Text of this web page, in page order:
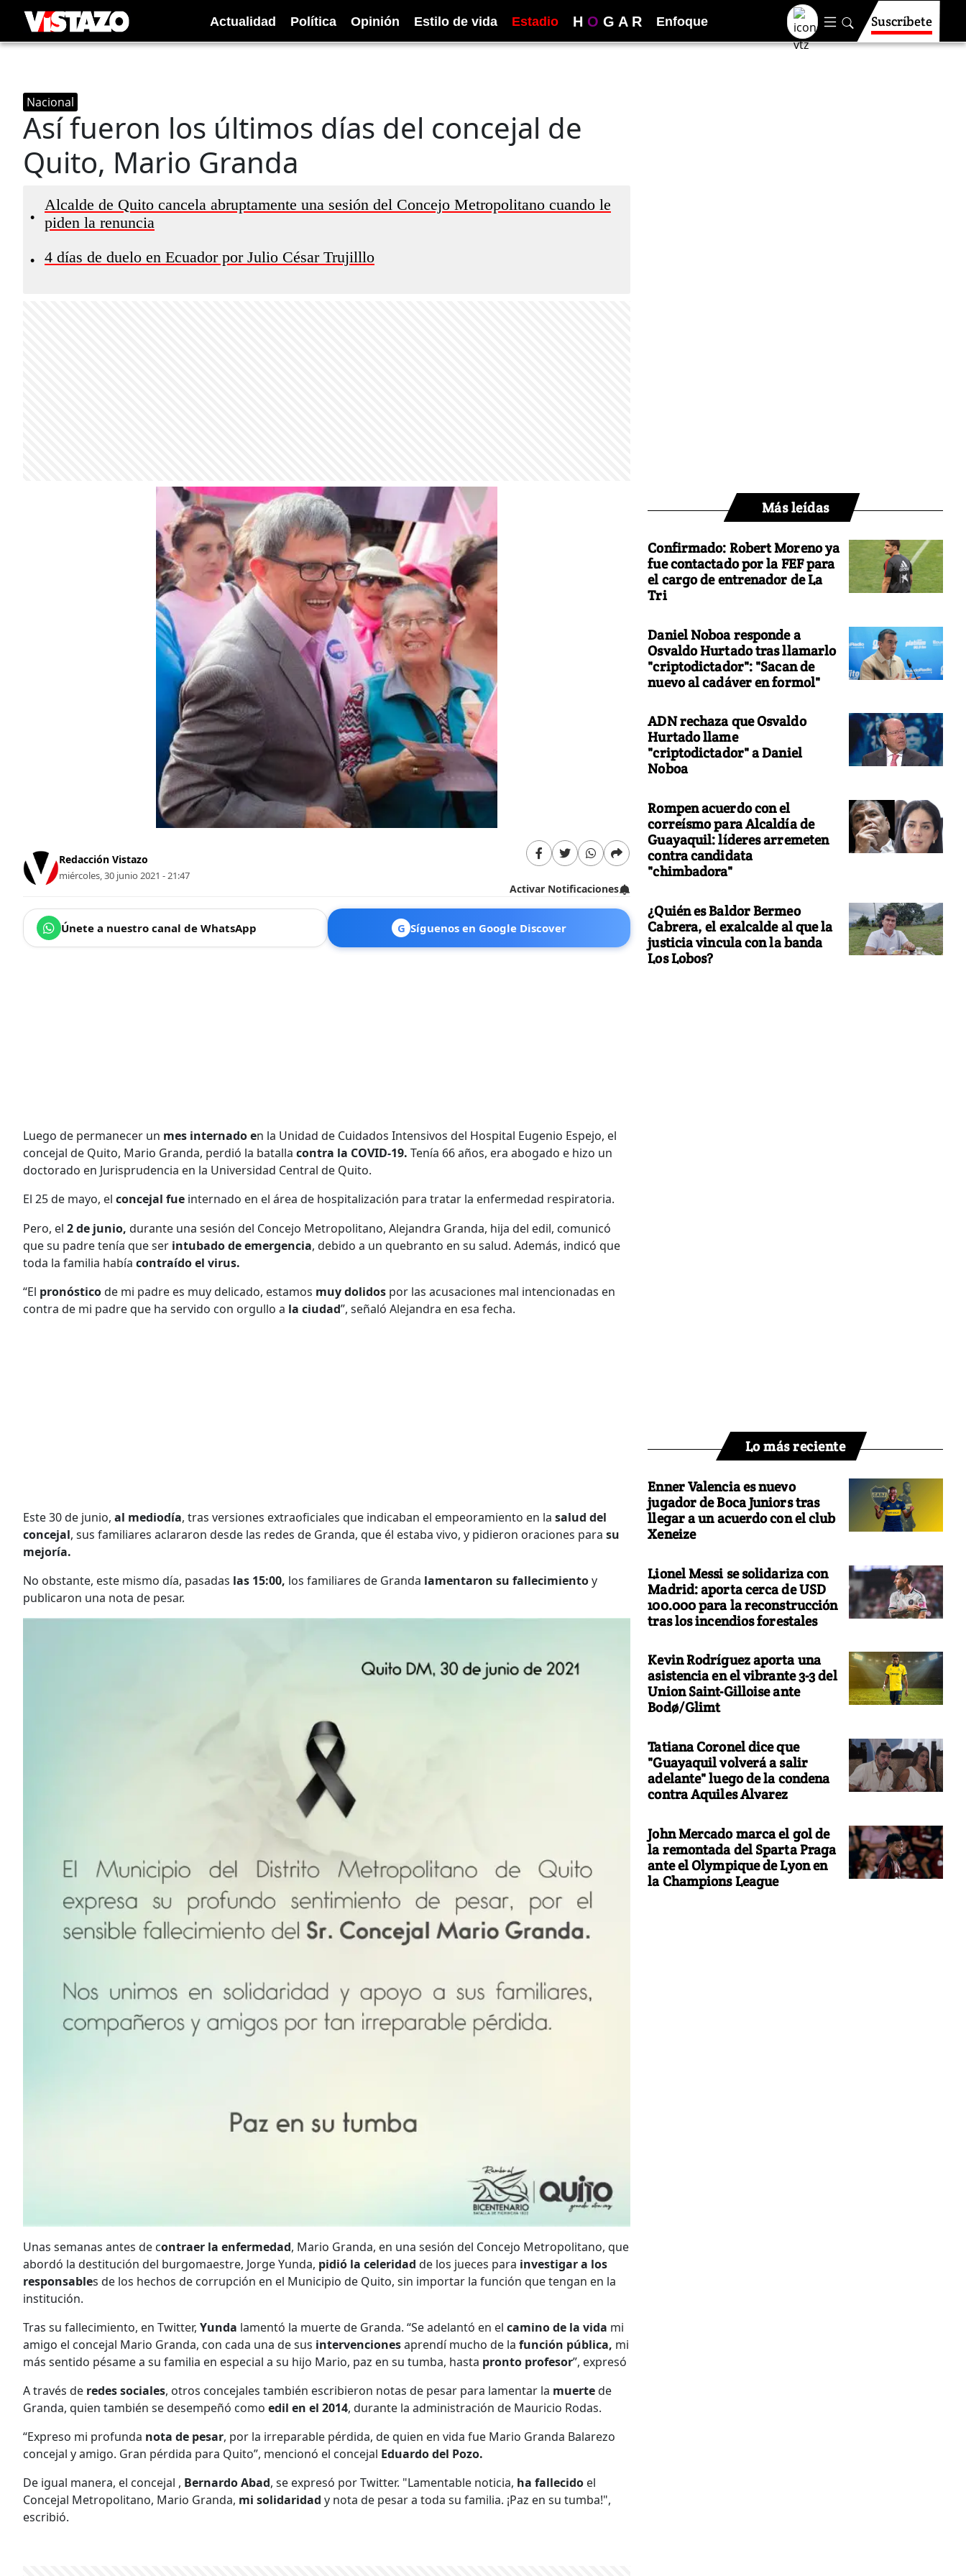
Actualidad Política Opinión Estilo de vida Estadio H O G A R Enfoque Suscríbete
Nacional
Así fueron los últimos días del concejal de
Quito, Mario Granda
•
Alcalde de Quito cancela abruptamente una sesión del Concejo Metropolitano cuando le
piden la renuncia
• 4 días de duelo en Ecuador por Julio César Trujilllo
Redacción Vistazo
miércoles, 30 junio 2021 - 21:47
Activar Notificaciones
Únete a nuestro canal de WhatsApp G Síguenos en Google Discover
Luego de permanecer un mes internado en la Unidad de Cuidados Intensivos del Hospital Eugenio Espejo, el
concejal de Quito, Mario Granda, perdió la batalla contra la COVID-19. Tenía 66 años, era abogado e hizo un
doctorado en Jurisprudencia en la Universidad Central de Quito.
El 25 de mayo, el concejal fue internado en el área de hospitalización para tratar la enfermedad respiratoria.
Pero, el 2 de junio, durante una sesión del Concejo Metropolitano, Alejandra Granda, hija del edil, comunicó
que su padre tenía que ser intubado de emergencia, debido a un quebranto en su salud. Además, indicó que
toda la familia había contraído el virus.
“El pronósticode mi padre es muy delicado, estamos muy dolidos por las acusaciones mal intencionadas en
contra de mi padre que ha servido con orgullo a la ciudad”, señaló Alejandra en esa fecha.
Este 30 de junio, al mediodía, tras versiones extraoficiales que indicaban el empeoramiento en la salud del
concejal, sus familiares aclararon desde las redes de Granda, que él estaba vivo, y pidieron oraciones para su
mejoría.
No obstante, este mismo día, pasadas las 15:00, los familiares de Granda lamentaron su fallecimientoy
publicaron una nota de pesar.
Unas semanas antes de contraer la enfermedad, Mario Granda, en una sesión del Concejo Metropolitano, que
abordó la destitución del burgomaestre, Jorge Yunda, pidió la celeridad de los jueces para investigar a los
responsables de los hechos de corrupción en el Municipio de Quito, sin importar la función que tengan en la
institución.
Tras su fallecimiento, en Twitter, Yunda lamentó la muerte de Granda. “Se adelantó en el camino de la vida mi
amigo el concejal Mario Granda, con cada una de sus intervencionesaprendí mucho de la función pública, mi
más sentido pésame a su familia en especial a su hijo Mario, paz en su tumba, hasta pronto profesor”, expresó
A través de redes sociales, otros concejales también escribieron notas de pesar para lamentar la muertede
Granda, quien también se desempeñó como edil en el 2014, durante la administración de Mauricio Rodas.
“Expreso mi profunda nota de pesar, por la irreparable pérdida, de quien en vida fue Mario Granda Balarezo
concejal y amigo. Gran pérdida para Quito”, mencionó el concejal Eduardo del Pozo.
De igual manera, el concejal , Bernardo Abad, se expresó por Twitter. "Lamentable noticia, ha fallecido el
Concejal Metropolitano, Mario Granda, mi solidaridad y nota de pesar a toda su familia. ¡Paz en su tumba!",
escribió.
Más leídas
Confirmado: Robert Moreno ya
fue contactado por la FEF para
el cargo de entrenador de La
Tri
Daniel Noboa responde a
Osvaldo Hurtado tras llamarlo
"criptodictador": "Sacan de
nuevo al cadáver en formol"
ADN rechaza que Osvaldo
Hurtado llame
"criptodictador" a Daniel
Noboa
Rompen acuerdo con el
correísmo para Alcaldía de
Guayaquil: líderes arremeten
contra candidata
"chimbadora"
¿Quién es Baldor Bermeo
Cabrera, el exalcalde al que la
justicia vincula con la banda
Los Lobos?
Lo más reciente
Enner Valencia es nuevo
jugador de Boca Juniors tras
llegar a un acuerdo con el club
Xeneize
Lionel Messi se solidariza con
Madrid: aporta cerca de USD
100.000 para la reconstrucción
tras los incendios forestales
Kevin Rodríguez aporta una
asistencia en el vibrante 3-3 del
Union Saint-Gilloise ante
Bodø/Glimt
Tatiana Coronel dice que
"Guayaquil volverá a salir
adelante" luego de la condena
contra Aquiles Alvarez
John Mercado marca el gol de
la remontada del Sparta Praga
ante el Olympique de Lyon en
la Champions League